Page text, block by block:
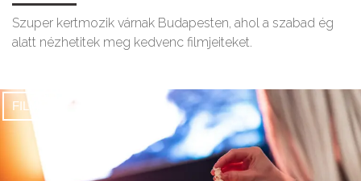
Szuper kertmozik várnak Budapesten, ahol a szabad ég
alatt nézhetitek meg kedvenc filmjeiteket.
FILMEK